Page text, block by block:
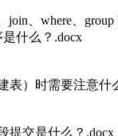
join、where、
什么？.docx
表）时需要注意什
提交是什么？.docx